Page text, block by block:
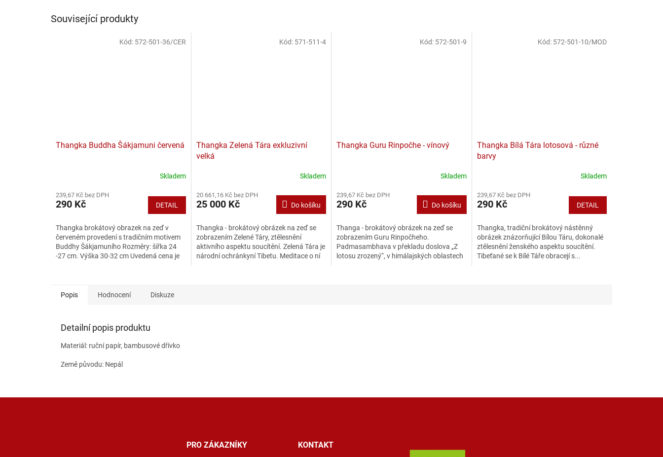
Související produkty
Thangka Buddha Šákjamuni červená
Skladem
239,67 Kč bez DPH
290 Kč DETAIL
Thangka brokátový obrazek na zeď v
červeném provedení s tradičním motivem
Buddhy Šákjamuního Rozměry: šířka 24
-27 cm. Výška 30-32 cm Uvedená cena je
Kód: 572-501-36/CER
Thangka Zelená Tára exkluzivní
velká
Skladem
20 661,16 Kč bez DPH
25 000 Kč Do košíku
Thangka - brokátový obrázek na zeď se
zobrazením Zelené Táry, ztělesnění
aktivního aspektu soucítění. Zelená Tára je
národní ochránkyní Tibetu. Meditace o ní
Kód: 571-511-4
Thangka Guru Rinpočhe - vínový
Skladem
239,67 Kč bez DPH
290 Kč Do košíku
Thanga - brokátový obrázek na zeď se
zobrazením Guru Rinpočheho.
Padmasambhava v překladu doslova „Z
lotosu zrozený“, v himálajských oblastech
Kód: 572-501-9
Thangka Bílá Tára lotosová - různé
barvy
Skladem
239,67 Kč bez DPH
290 Kč DETAIL
Thangka, tradiční brokátový nástěnný
obrázek znázorňující Bílou Táru, dokonalé
ztělesnění ženského aspektu soucítění.
Tibeťané se k Bílé Táře obracejí s...
Kód: 572-501-10/MOD
Popis Hodnocení Diskuze
Detailní popis produktu
Materiál: ruční papír, bambusové dřívko
Země původu: Nepál
PRO ZÁKAZNÍKY KONTAKT